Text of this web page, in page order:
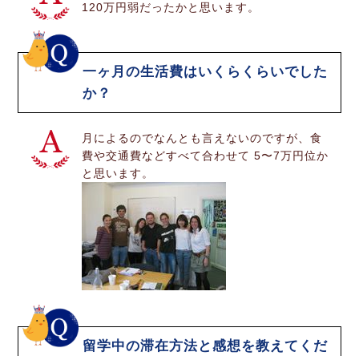
120万円弱だったかと思います。
一ヶ月の生活費はいくらくらいでした
か？
月によるのでなんとも言えないのですが、食
費や交通費などすべて合わせて 5〜7万円位か
と思います。
留学中の滞在方法と感想を教えてくだ